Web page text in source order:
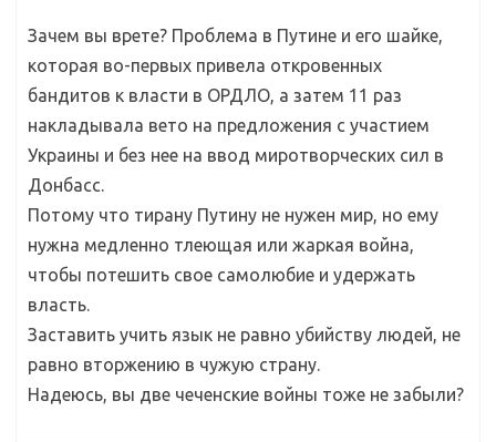
Зачем вы врете? Проблема в Путине и его шайке,
которая во-первых привела откровенных
бандитов к власти в ОРДЛО, а затем 11 раз
накладывала вето на предложения с участием
Украины и без нее на ввод миротворческих сил в
Донбасс.
Потому что тирану Путину не нужен мир, но ему
нужна медленно тлеющая или жаркая война,
чтобы потешить свое самолюбие и удержать
власть.
Заставить учить язык не равно убийству людей, не
равно вторжению в чужую страну.
Надеюсь, вы две чеченские войны тоже не забыли?